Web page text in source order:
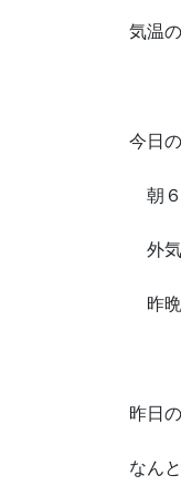
気温
今日
朝６
外
昨晩
昨日
なん